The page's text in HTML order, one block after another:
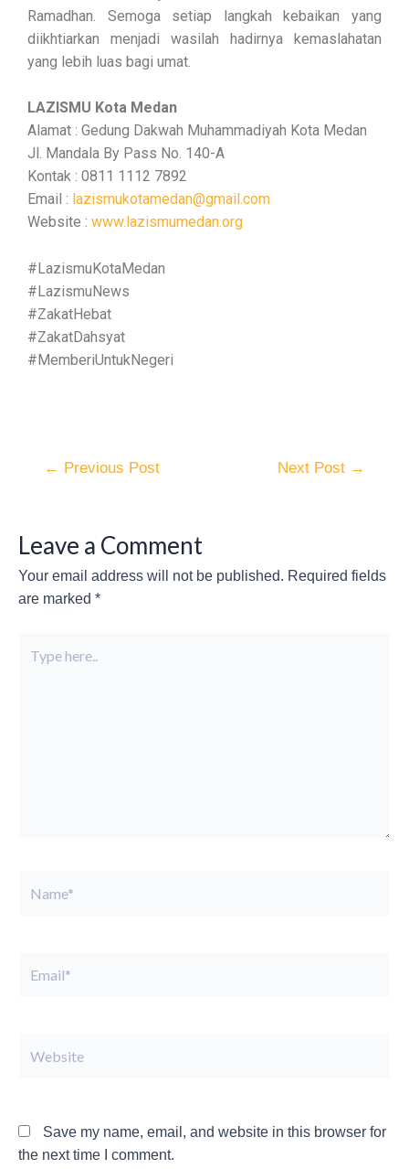
Ramadhan. Semoga setiap langkah kebaikan yang
diikhtiarkan menjadi wasilah hadirnya kemaslahatan
yang lebih luas bagi umat.
LAZISMU Kota Medan
Alamat : Gedung Dakwah Muhammadiyah Kota Medan
Jl. Mandala By Pass No. 140-A
Kontak : 0811 1112 7892
Email : lazismukotamedan@gmail.com
Website : www.lazismumedan.org
#LazismuKotaMedan
#LazismuNews
#ZakatHebat
#ZakatDahsyat
#MemberiUntukNegeri
← Previous Post Next Post →
Leave a Comment
Your email address will not be published. Required fields
are marked *
here..
Save my name, email, and website in this browser for
the next time I comment.